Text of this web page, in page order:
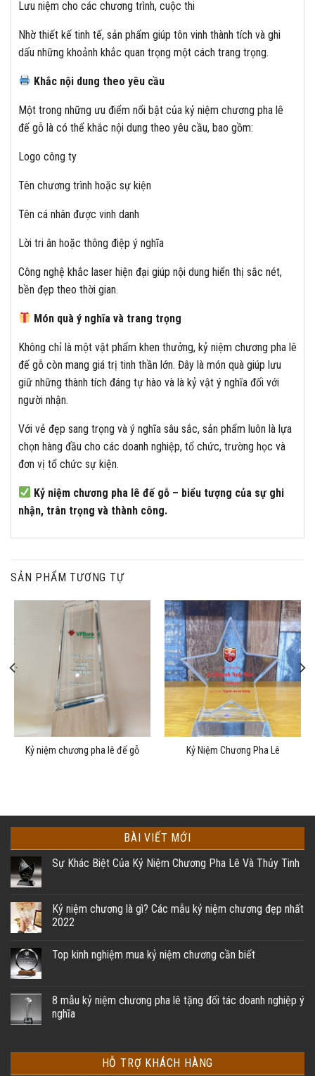
Lưu niệm cho các chương trình, cuộc thi
Nhờ thiết kế tinh tế, sản phẩm giúp tôn vinh thành tích và ghi
dấu những khoảnh khắc quan trọng một cách trang trọng.
Khắc nội dung theo yêu cầu
Một trong những ưu điểm nổi bật của kỷ niệm chương pha lê
đế gỗ là có thể khắc nội dung theo yêu cầu, bao gồm:
Logo công ty
Tên chương trình hoặc sự kiện
Tên cá nhân được vinh danh
Lời tri ân hoặc thông điệp ý nghĩa
Công nghệ khắc laser hiện đại giúp nội dung hiển thị sắc nét,
bền đẹp theo thời gian.
Món quà ý nghĩa và trang trọng
Không chỉ là một vật phẩm khen thưởng, kỷ niệm chương pha lê
đế gỗ còn mang giá trị tinh thần lớn. Đây là món quà giúp lưu
giữ những thành tích đáng tự hào và là kỷ vật ý nghĩa đối với
người nhận.
Với vẻ đẹp sang trọng và ý nghĩa sâu sắc, sản phẩm luôn là lựa
chọn hàng đầu cho các doanh nghiệp, tổ chức, trường học và
đơn vị tổ chức sự kiện.
Kỷ niệm chương pha lê đế gỗ – biểu tượng của sự ghi
nhận, trân trọng và thành công.
SẢN PHẨM TƯƠNG TỰ
Kỷ niệm chương pha lê đế gỗ Kỷ Niệm Chương Pha Lê
BÀI VIẾT MỚI
Sự Khác Biệt Của Kỷ Niệm Chương Pha Lê Và Thủy Tinh
Kỷ niệm chương là gì? Các mẫu kỷ niệm chương đẹp nhất
2022
Top kinh nghiệm mua kỷ niệm chương cần biết
8 mẫu kỷ niệm chương pha lê tặng đối tác doanh nghiệp ý
nghĩa
HỖ TRỢ KHÁCH HÀNG